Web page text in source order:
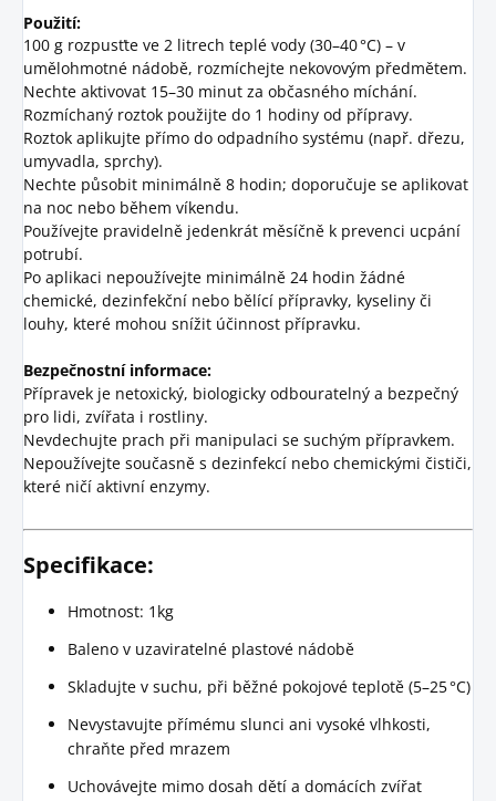
Použití:
100 g rozpusťte ve 2 litrech teplé vody (30–40 °C) – v
umělohmotné nádobě, rozmíchejte nekovovým předmětem.
Nechte aktivovat 15–30 minut za občasného míchání.
Rozmíchaný roztok použijte do 1 hodiny od přípravy.
Roztok aplikujte přímo do odpadního systému (např. dřezu,
umyvadla, sprchy).
Nechte působit minimálně 8 hodin; doporučuje se aplikovat
na noc nebo během víkendu.
Používejte pravidelně jedenkrát měsíčně k prevenci ucpání
potrubí.
Po aplikaci nepoužívejte minimálně 24 hodin žádné
chemické, dezinfekční nebo bělící přípravky, kyseliny či
louhy, které mohou snížit účinnost přípravku.
Bezpečnostní informace:
Přípravek je netoxický, biologicky odbouratelný a bezpečný
pro lidi, zvířata i rostliny.
Nevdechujte prach při manipulaci se suchým přípravkem.
Nepoužívejte současně s dezinfekcí nebo chemickými čističi,
které ničí aktivní enzymy.
Specifikace:
Hmotnost: 1kg
Baleno v uzaviratelné plastové nádobě
Skladujte v suchu, při běžné pokojové teplotě (5–25 °C)
Nevystavujte přímému slunci ani vysoké vlhkosti,
chraňte před mrazem
Uchovávejte mimo dosah dětí a domácích zvířat